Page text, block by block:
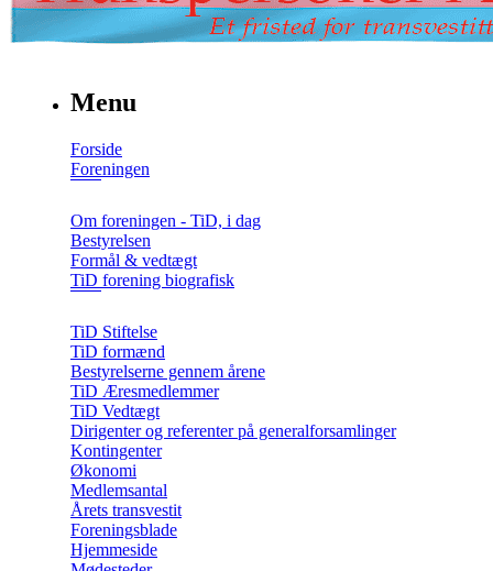
Menu
Forside
Foreningen
Om foreningen - TiD, i dag
Bestyrelsen
Formål & vedtægt
TiD forening biografisk
TiD Stiftelse
TiD formænd
Bestyrelserne gennem årene
TiD Æresmedlemmer
TiD Vedtægt
Dirigenter og referenter på generalforsamlinger
Kontingenter
Økonomi
Medlemsantal
Årets transvestit
Foreningsblade
Hjemmeside